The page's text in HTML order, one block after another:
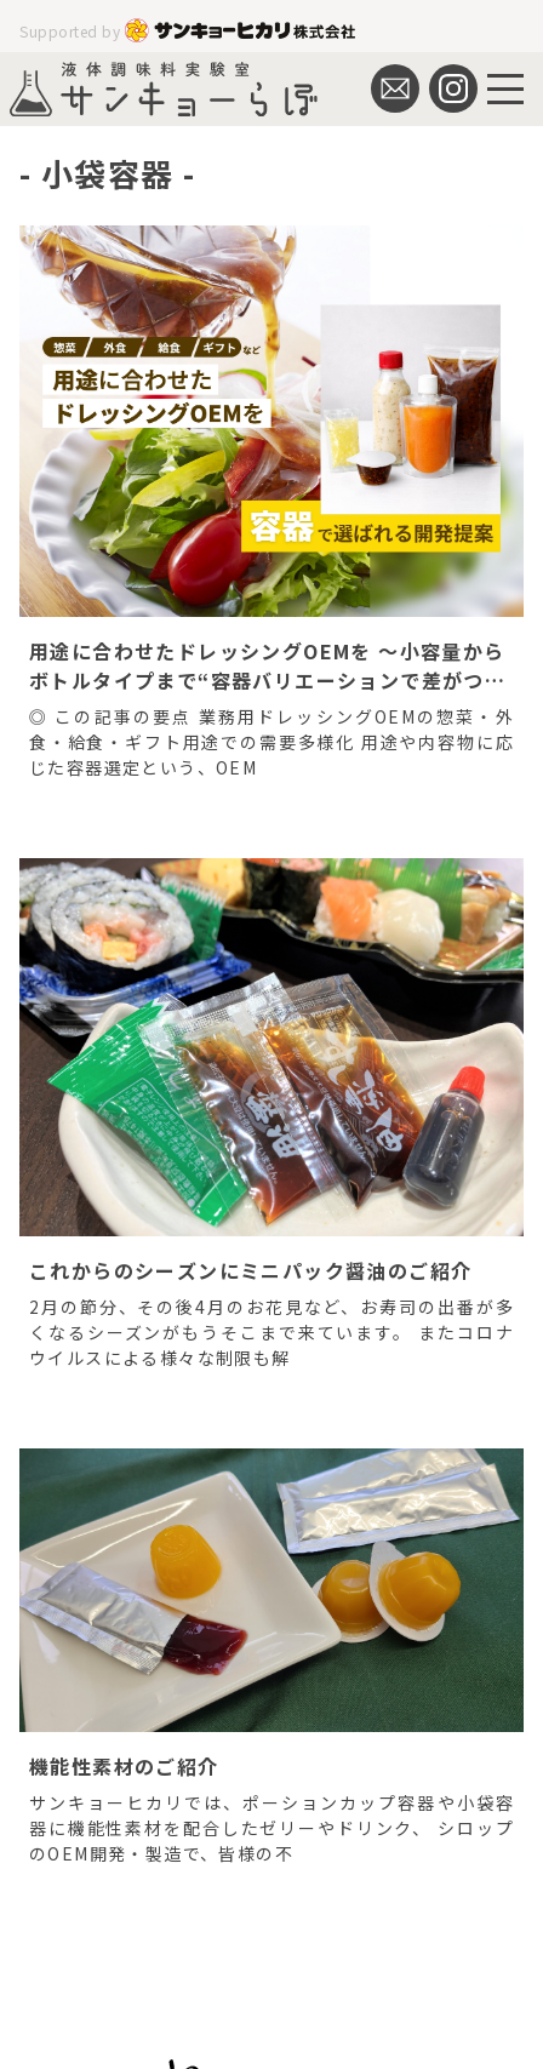
Supported by
小袋容器
用途に合わせたドレッシングOEMを ～小容量から
ボトルタイプまで“容器バリエーションで差がつ
く”開発提案～
◎ この記事の要点 業務用ドレッシングOEMの惣菜・外
食・給食・ギフト用途での需要多様化 用途や内容物に応
じた容器選定という、OEM
これからのシーズンにミニパック醤油のご紹介
2月の節分、その後4月のお花見など、お寿司の出番が多
くなるシーズンがもうそこまで来ています。 またコロナ
ウイルスによる様々な制限も解
機能性素材のご紹介
サンキョーヒカリでは、ポーションカップ容器や小袋容
器に機能性素材を配合したゼリーやドリンク、 シロップ
のOEM開発・製造で、皆様の不